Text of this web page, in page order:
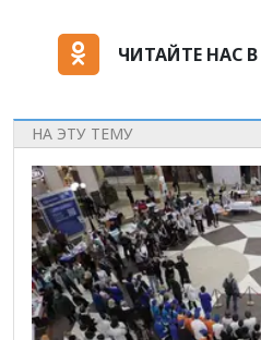
ЧИТАЙТЕ НАС В
НА ЭТУ ТЕМУ